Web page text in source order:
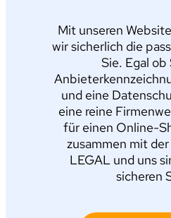
Mit unseren
wir sicherlich die
Sie. Egal ob
und eine
eine reine
für einen Online-
zusammen mit
LEGAL und uns
sicheren